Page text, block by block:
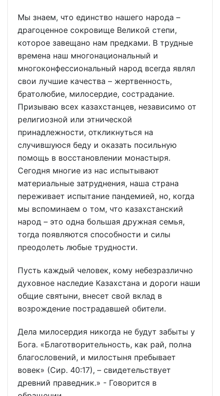
Мы знаем, что единство нашего народа –
драгоценное сокровище Великой степи,
которое завещано нам предками. В трудные
времена наш многонациональный и
многоконфессиональный народ всегда являл
свои лучшие качества – жертвенность,
братолюбие, милосердие, сострадание.
Призываю всех казахстанцев, независимо от
религиозной или этнической
принадлежности, откликнуться на
случившуюся беду и оказать посильную
помощь в восстановлении монастыря.
Сегодня многие из нас испытывают
материальные затруднения, наша страна
переживает испытание пандемией, но, когда
мы вспоминаем о том, что казахстанский
народ – это одна большая дружная семья,
тогда появляются способности и силы
преодолеть любые трудности.
Пусть каждый человек, кому небезразлично
духовное наследие Казахстана и дороги наши
общие святыни, внесет свой вклад в
возрождение пострадавшей обители.
Дела милосердия никогда не будут забыты у
Бога. «Благотворительность, как рай, полна
благословений, и милостыня пребывает
вовек» (Сир. 40:17), – свидетельствует
древний праведник.» - Говорится в